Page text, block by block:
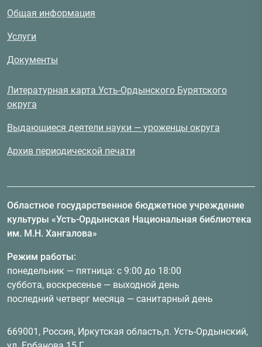
Общая информация
Услуги
Документы
Литературная карта Усть-Ордынского Бурятского
округа
Выдающиеся деятели науки — уроженцы округа
Архив периодической печати
Областное государственное бюджетное учреждение
культуры «Усть-Ордынская Национальная библиотека
им. М.Н. Хангалова»
Режим работы:
понедельник — пятница: с 9:00 до 18:00
суббота, воскресенье — выходной день
последний четверг месяца — санитарный день
669001, Россия, Иркутская область,п. Усть-Ордынский,